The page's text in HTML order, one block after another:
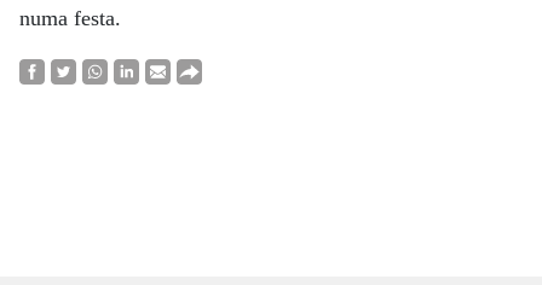
numa festa.